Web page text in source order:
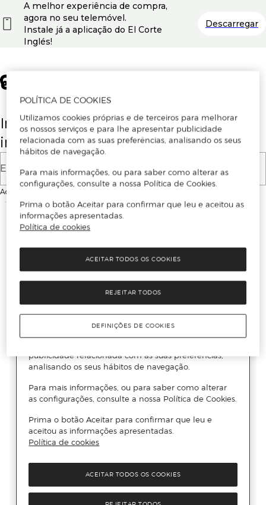
Insira o seu email para se registar ou
iniciar sessão.
E-mail
Ao continuar, aceitas as
A melhor experiência de compra,
agora no seu telemóvel.
Instale já a aplicação do El Corte
Inglés!
Descarregar
POLÍTICA DE COOKIES
Utilizamos cookies próprias e de terceiros para melhorar
os nossos serviços e para lhe apresentar publicidade
relacionada com as suas preferências, analisando os seus
hábitos de navegação.
Para mais informações, ou para saber como alterar as
configurações, consulte a nossa Política de Cookies.
Prima o botão Aceitar para confirmar que leu e aceitou as
informações apresentadas.
Política de cookies
REJEITAR TODOS
ACEITAR TODOS OS COOKIES
DEFINIÇÕES DE COOKIES